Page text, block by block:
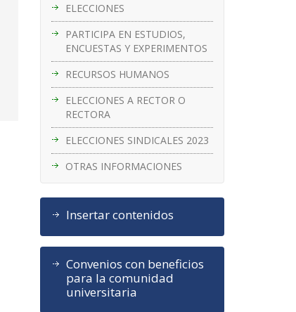
ELECCIONES
PARTICIPA EN ESTUDIOS,
ENCUESTAS Y EXPERIMENTOS
RECURSOS HUMANOS
ELECCIONES A RECTOR O
RECTORA
ELECCIONES SINDICALES 2023
OTRAS INFORMACIONES
Insertar contenidos
Convenios con beneficios
para la comunidad
universitaria